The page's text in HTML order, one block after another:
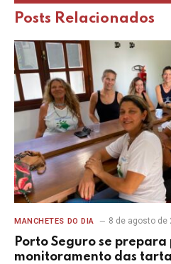
Posts Relacionados
MANCHETES DO DIA 8 de agosto de
Porto Seguro se
monitoramento das